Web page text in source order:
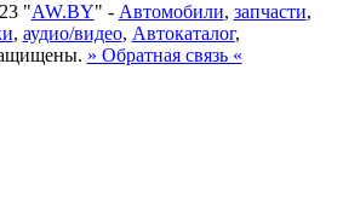
"AW.BY" - Автомобили, запчасти,
, аудио/видео, Автокаталог,
» Обратная связь «